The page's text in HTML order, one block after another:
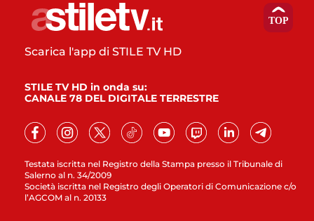
Testata iscritta nel Registro della Stampa presso il Tribunale di
Salerno al n. 34/2009
Società iscritta nel Registro degli Operatori di Comunicazione c/o
l’AGCOM al n. 20133
Scarica l'app di STILE TV HD
STILE TV HD in onda su:
CANALE 78 DEL DIGITALE TERRESTRE